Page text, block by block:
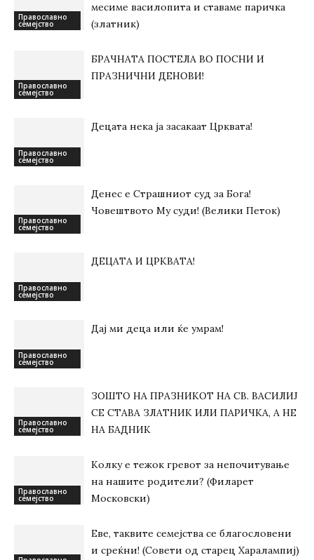
Православно
семејство
месиме василопита и ставаме паричка
(златник)
Православно
семејство
БРАЧНАТА ПОСТЕЛА ВО ПОСНИ И
ПРАЗНИЧНИ ДЕНОВИ!
Православно
семејство
Децата нека ја засакаат Црквата!
Православно
семејство
Денес е Страшниот суд за Бога!
Човештвото Му суди! (Велики Петок)
Православно
семејство
ДЕЦАТА И ЦРКВАТА!
Православно
семејство
Дај ми деца или ќе умрам!
Православно
семејство
ЗОШТО НА ПРАЗНИКОТ НА СВ. ВАСИЛИЈ
СЕ СТАВА ЗЛАТНИК ИЛИ ПАРИЧКА, А НЕ
НА БАДНИК
Православно
семејство
Колку е тежок гревот за непочитување
на нашите родители? (Филарет
Московски)
Еве, таквите семејства се благословени
и среќни! (Совети од старец Харалампиј)